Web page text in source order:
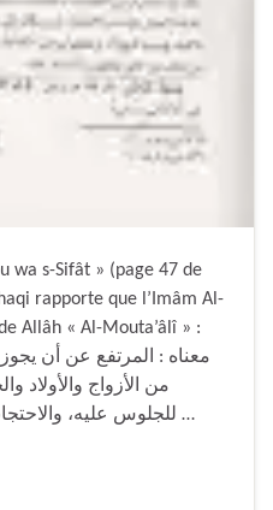
wa s-Sifât » (page 47 de
rapporte que l’Imâm Al-
Allâh « Al-Mouta’âlî » :
من الأزواج والأولاد
للجلوس عليه، والاحتجاب بالستور عن أن تنفذ الأبصار …